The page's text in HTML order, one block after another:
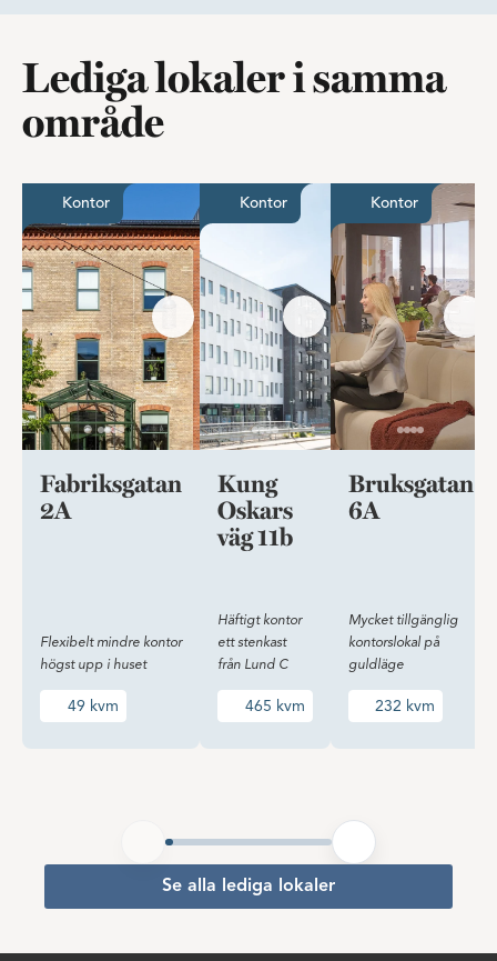
Lediga lokaler i samma
område
Flexibelt mindre kontor högst upp i huset
Kontor
Fabriksgatan
2A
Flexibelt mindre kontor
högst upp i huset
49 kvm
Häftigt kontor ett stenkast från
Kontor
Kung
Oskars
väg 11b
Häftigt kontor
ett stenkast
från Lund C
465 kvm
Mycket
Kontor
Bruksgatan
6A
Mycket tillgänglig
kontorslokal på
guldläge
232 kvm
Se alla lediga lokaler